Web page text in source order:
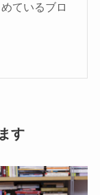
ているブロ
す